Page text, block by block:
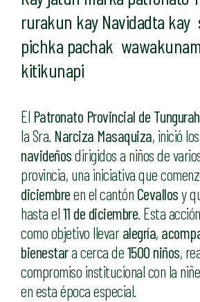
rurakun kay Navidadta
pichka pachak
kitikunapi
El Patronato Provincial de
la Sra. Narciza Masaquiza, inició los
navideñosdirigidos a niños de
provincia, una iniciativa que
diciembreen el cantón Cevallosy
hasta el11 de diciembre. Esta
como objetivo llevaralegría,
bienestara cerca de1500 niños,
compromiso institucional con la
en esta época especial.